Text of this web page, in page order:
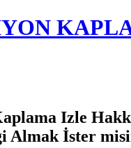
Izle
Almak İster